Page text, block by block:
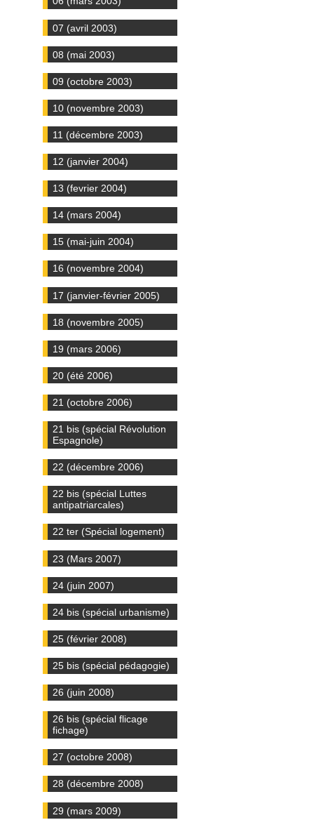
07 (avril 2003)
08 (mai 2003)
09 (octobre 2003)
10 (novembre 2003)
11 (décembre 2003)
12 (janvier 2004)
13 (fevrier 2004)
14 (mars 2004)
15 (mai-juin 2004)
16 (novembre 2004)
17 (janvier-février 2005)
18 (novembre 2005)
19 (mars 2006)
20 (été 2006)
21 (octobre 2006)
21 bis (spécial Révolution
Espagnole)
22 (décembre 2006)
22 bis (spécial Luttes
antipatriarcales)
22 ter (Spécial logement)
23 (Mars 2007)
24 (juin 2007)
24 bis (spécial urbanisme)
25 (février 2008)
25 bis (spécial pédagogie)
26 (juin 2008)
26 bis (spécial flicage
fichage)
27 (octobre 2008)
28 (décembre 2008)
29 (mars 2009)